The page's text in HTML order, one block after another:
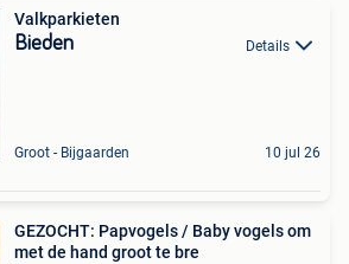
Valkparkieten
Bieden Details
Groot - Bijgaarden 10 jul 26
GEZOCHT: Papvogels / Baby vogels om
met de hand groot te bre